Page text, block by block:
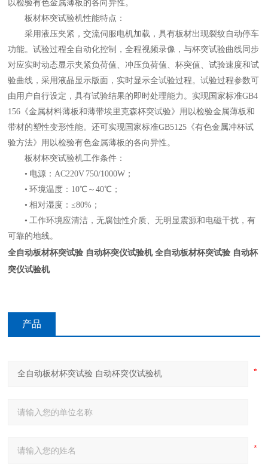
以检验有色金属薄板的各向异性。
板材杯突试验机性能特点：
采用液压夹紧，交流伺服电机加载，具有板材出现裂纹自动停车
功能。试验过程全自动化控制，全程视频录像，与杯突试验曲线同步
对应实时动态显示夹紧负荷值、冲压负荷值、杯突值、试验速度和试
验曲线，采用液晶显示版面，实时显示全试验过程。试验过程参数可
由用户自行设定，具有试验结果的即时处理能力。实现国家标准GB4
156《金属材料薄板和薄带埃里克森杯突试验》用以检验金属薄板和
带材的塑性变形性能。还可实现国家标准GB5125《有色金属冲杯试
验方法》用以检验有色金属薄板的各向异性。
板材杯突试验机工作条件：
• 电源：AC220V 750/1000W；
• 环境温度：10℃～40℃；
• 相对湿度：≤80%；
• 工作环境应清洁，无腐蚀性介质、无明显震源和电磁干扰，有
可靠的地线。
全自动板材杯突试验 自动杯突仪试验机 全自动板材杯突试验 自动杯
突仪试验机
产品